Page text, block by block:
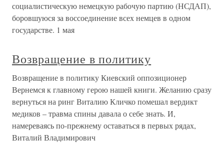
социалистическую немецкую рабочую партию (НСДАП),
боровшуюся за воссоединение всех немцев в одном
государстве. 1 мая
Возвращение в политику
Возвращение в политику Киевский оппозиционер
Вернемся к главному герою нашей книги. Желанию сразу
вернуться на ринг Виталию Кличко помешал вердикт
медиков – травма спины давала о себе знать. И,
намереваясь по-прежнему оставаться в первых рядах,
Виталий Владимирович